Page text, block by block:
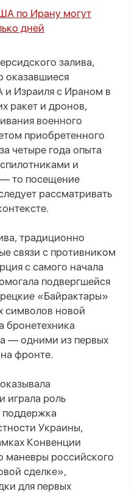
по Ирану могут
дней
залива,
оказавшиеся
Израиля с Ираном в
ракет и дронов,
военного
приобретенного
четыре года опыта
и
то посещение
рассматривать
традиционно
связи с противником
с самого начала
подвергшейся
«Байрактары»
символов новой
бронетехника
— одними из первых
фронте.
играла роль
поддержка
Украины,
Конвенции
маневры российского
сделке»,
для первых